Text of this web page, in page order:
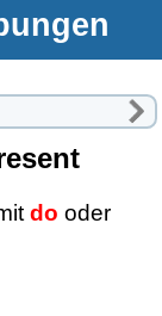
do oder